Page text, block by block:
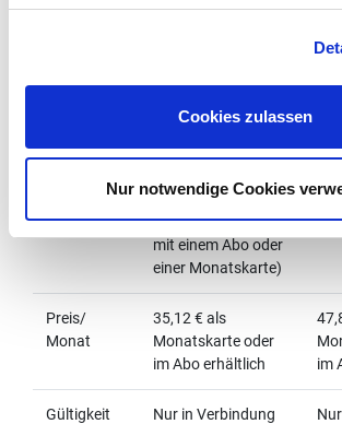
Cookies zulassen
Nur notwendige Cookies
VRR-weit
Einzelticket-
Preis
4,60 €/ 24 Stunden
(gilt in Verbindung
mit einem Abo oder
einer Monatskarte)
Preis/
Monat
35,12 € als
Monatskarte oder
im Abo erhältlich
im
Gültigkeit
Nur in Verbindung